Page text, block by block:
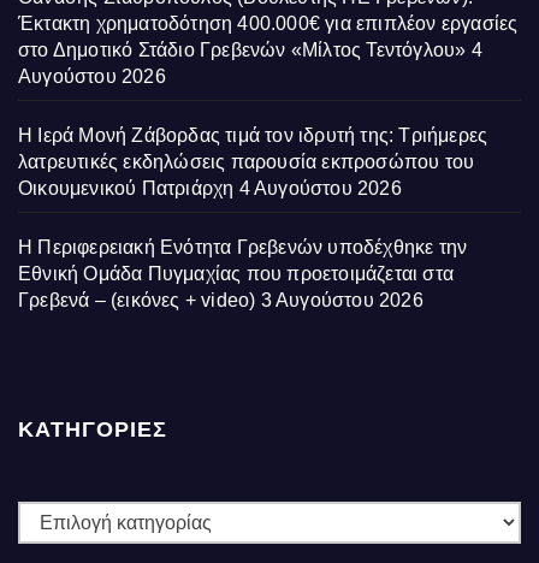
Έκτακτη χρηματοδότηση 400.000€ για επιπλέον εργασίες
στο Δημοτικό Στάδιο Γρεβενών «Μίλτος Τεντόγλου» 4
Αυγούστου 2026
Η Ιερά Μονή Ζάβορδας τιμά τον ιδρυτή της: Τριήμερες
λατρευτικές εκδηλώσεις παρουσία εκπροσώπου του
Οικουμενικού Πατριάρχη 4 Αυγούστου 2026
Η Περιφερειακή Ενότητα Γρεβενών υποδέχθηκε την
Εθνική Ομάδα Πυγμαχίας που προετοιμάζεται στα
Γρεβενά – (εικόνες + video) 3 Αυγούστου 2026
ΚΑΤΗΓΟΡΙΕΣ
ΚΑΤΗΓΟΡΙΕΣ